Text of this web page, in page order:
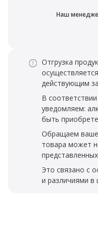
Наш
Отгрузка
действующим
В
уведомляем:
быть
Обращаем
товара может
Это связано с
и различиями в